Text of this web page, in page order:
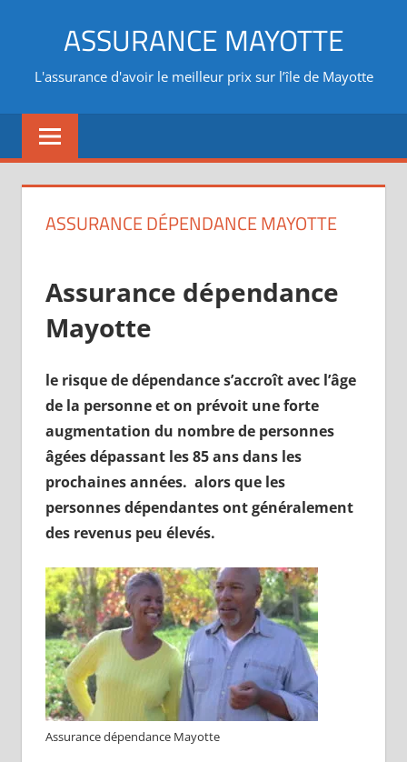
ASSURANCE MAYOTTE
L'assurance d'avoir le meilleur prix sur l’île de Mayotte
ASSURANCE DÉPENDANCE MAYOTTE
Assurance dépendance
Mayotte
le risque de dépendance s’accroît avec l’âge
de la personne et on prévoit une forte
augmentation du nombre de personnes
âgées dépassant les 85 ans dans les
prochaines années. alors que les
personnes dépendantes ont généralement
des revenus peu élevés.
Assurance dépendance Mayotte